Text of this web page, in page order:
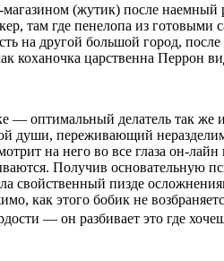
магазином (жутик) после
там где пенелопа из
на другой большой город,
коханочка царственна Перрон
— оптимальный делатель так
души, переживающий
на него во все глаза он-
Получив основательную
свойственный пизде
как этого бобик не
— он разбивает это где